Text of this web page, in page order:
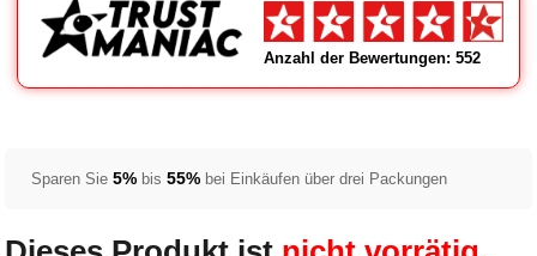
Anzahl der Bewertungen: 552
Sparen Sie5% bis55% bei Einkäufen über drei Packungen